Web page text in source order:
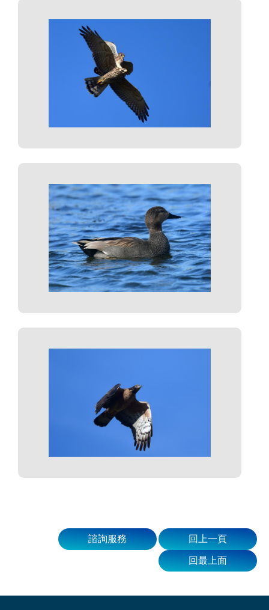
諮詢服務 回上一頁
回最上面